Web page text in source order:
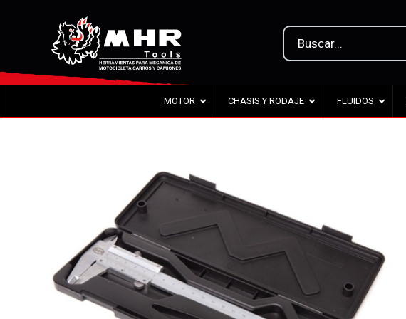
MOTOR CHASIS Y RODAJE FLUIDOS